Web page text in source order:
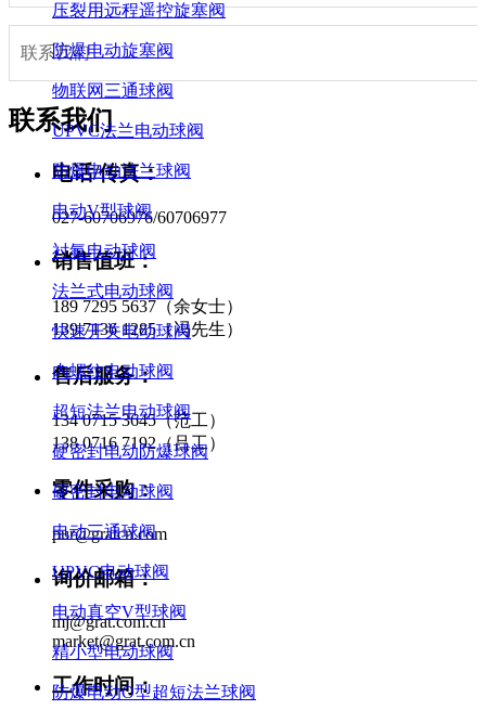
压裂用远程遥控旋塞阀
防爆电动旋塞阀
物联网三通球阀
UPVC法兰电动球阀
防爆电动法兰球阀
电动V型球阀
衬氟电动球阀
法兰式电动球阀
快速开关电动球阀
内螺纹电动球阀
超短法兰电动球阀
硬密封电动防爆球阀
硬密封电动球阀
电动三通球阀
UPVC电动球阀
电动真空V型球阀
精小型电动球阀
防爆电动O型超短法兰球阀
联系我们
联系我们
电话/传真：
027-60706976/60706977
销售值班：
189 7295 5637（余女士）
139 7136 1285（冯先生）
售后服务：
134 0715 3645（范工）
138 0716 7192（吕工）
零件采购：
pur@gratcn.com
询价邮箱：
mj@grat.com.cn
market@grat.com.cn
工作时间：